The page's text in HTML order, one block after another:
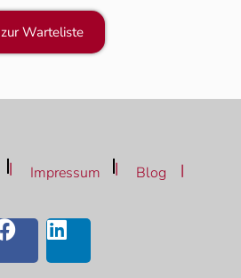
zur Warteliste
Impressum Blog